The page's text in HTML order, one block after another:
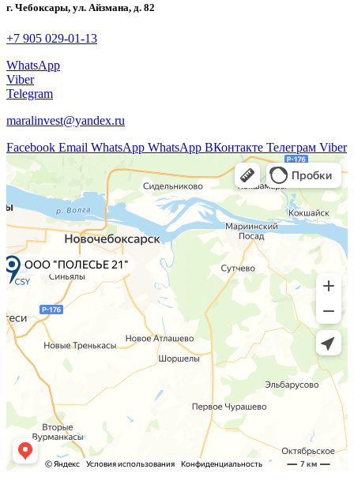
г. Чебоксары, ул. Айзмана, д. 82
+7 905 029-01-13
WhatsApp
Viber
Telegram
maralinvest@yandex.ru
Facebook Email WhatsApp WhatsApp ВКонтакте Телеграм Viber